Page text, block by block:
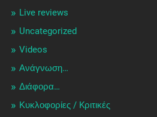
Live reviews
Uncategorized
Videos
Ανάγνωση…
Διάφορα…
Κυκλοφορίες / Kριτικές